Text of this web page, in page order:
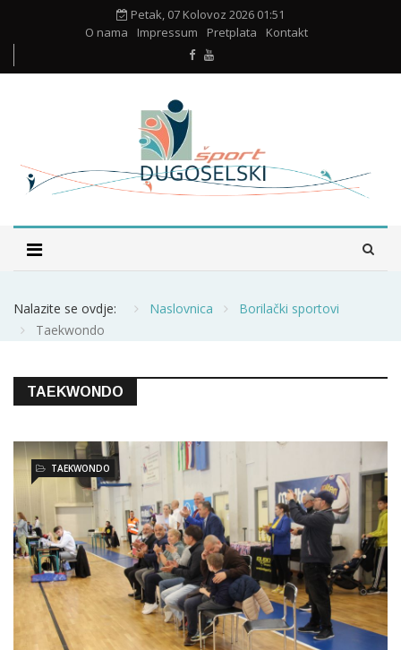
Petak, 07 Kolovoz 2026 01:51
O nama
Impressum Pretplata Kontakt
Nalazite se ovdje: Naslovnica
Borilački sportovi
Taekwondo
TAEKWONDO
TAEKWONDO